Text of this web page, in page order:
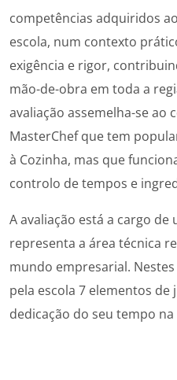
competências adquiridos
escola, num contexto
exigência e rigor,
mão-de-obra em toda a
avaliação assemelha-se ao
MasterChef que tem
à Cozinha, mas que
controlo de tempos e
A avaliação está a cargo
representa a área técnica
mundo empresarial.
pela escola 7 elementos
dedicação do seu tempo